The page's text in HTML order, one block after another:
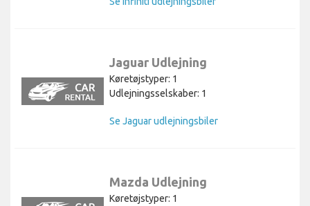
Jaguar Udlejning
Køretøjstyper: 1
Udlejningsselskaber: 1
Se Jaguar udlejningsbiler
Mazda Udlejning
Køretøjstyper: 1